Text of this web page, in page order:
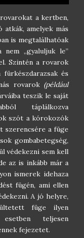
×
a kertben,
amelyek más
is megtalálhatóak
nem „gyaluljuk le”
Szintén a rovarok
és
rovarok (például
teszik le saját
táplálkozva
szót a kórokozók
szerencsére a füge
gombabetegség,
védekezni sem kell
az is inkább már a
ismerek idehaza
fügén, ami ellen
A jó helyre,
füge ilyen
teljesen
fejezetet.